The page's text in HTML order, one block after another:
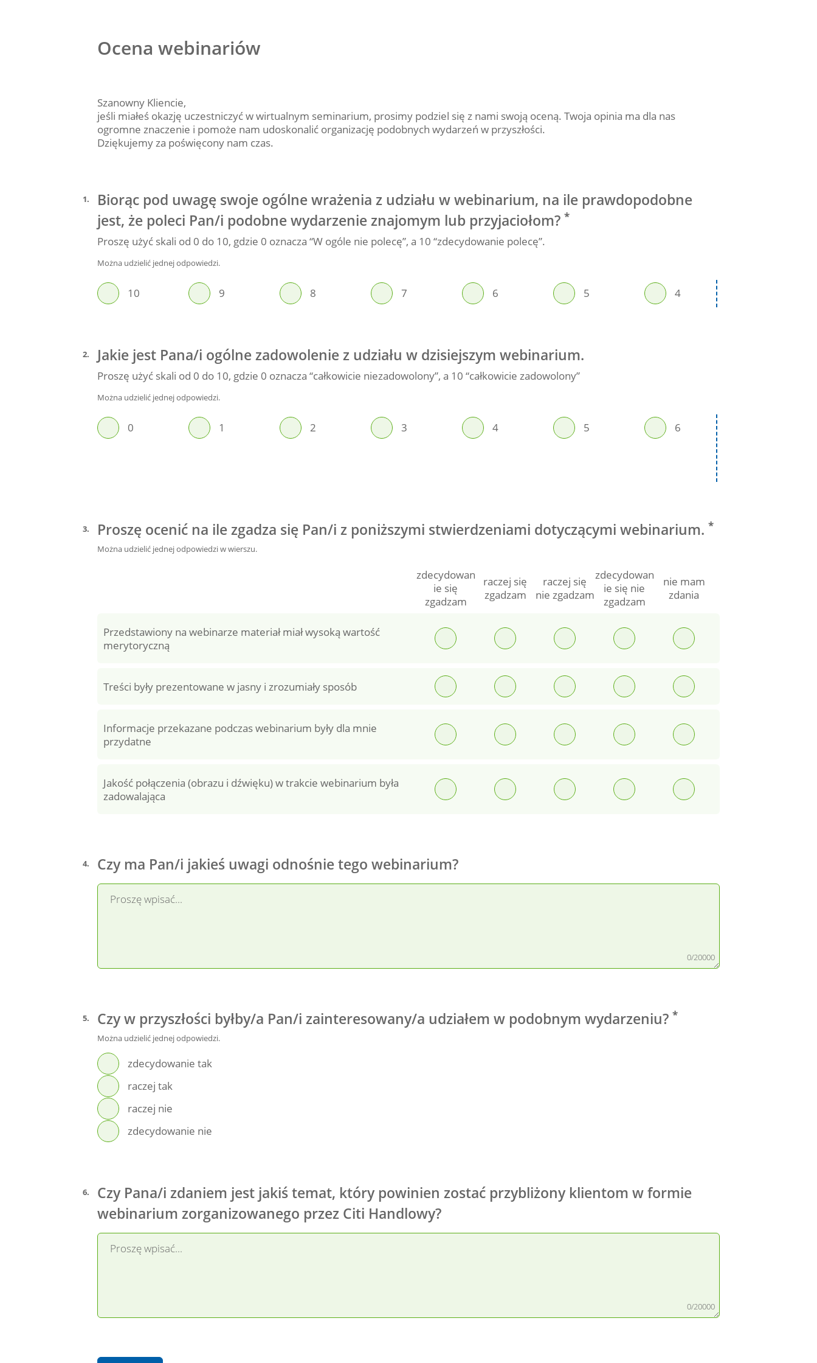
Ocena webinariów
Szanowny Kliencie,
jeśli miałeś okazję uczestniczyć w wirtualnym seminarium, prosimy podziel się z nami swoją oceną. Twoja opinia ma dla nas
ogromne znaczenie i pomoże nam udoskonalić organizację podobnych wydarzeń w przyszłości.
Dziękujemy za poświęcony nam czas.
1.
Biorąc pod uwagę swoje ogólne wrażenia z udziału w webinarium, na ile prawdopodobne
jest, że poleci Pan/i podobne wydarzenie znajomym lub przyjaciołom? *
Proszę użyć skali od 0 do 10, gdzie 0 oznacza “W ogóle nie polecę”, a 10 “zdecydowanie polecę”.
Można udzielić jednej odpowiedzi.
10 9 8 7 6 5 4
2. Jakie jest Pana/i ogólne zadowolenie z udziału w dzisiejszym webinarium.
Proszę użyć skali od 0 do 10, gdzie 0 oznacza “całkowicie niezadowolony”, a 10 “całkowicie zadowolony”
Można udzielić jednej odpowiedzi.
0 1 2 3 4 5 6
3. Proszę ocenić na ile zgadza się Pan/i z poniższymi stwierdzeniami dotyczącymi webinarium. *
Można udzielić jednej odpowiedzi w wierszu.
zdecydowan
ie się
zgadzam
raczej się
zgadzam
raczej się
nie zgadzam
zdecydowan
ie się nie
zgadzam
nie mam
zdania
Przedstawiony na webinarze materiał miał wysoką wartość
merytoryczną
Treści były prezentowane w jasny i zrozumiały sposób
Informacje przekazane podczas webinarium były dla mnie
przydatne
Jakość połączenia (obrazu i dźwięku) w trakcie webinarium była
zadowalająca
4. Czy ma Pan/i jakieś uwagi odnośnie tego webinarium?
0/20000
5. Czy w przyszłości byłby/a Pan/i zainteresowany/a udziałem w podobnym wydarzeniu? *
Można udzielić jednej odpowiedzi.
zdecydowanie tak
raczej tak
raczej nie
zdecydowanie nie
6.
Czy Pana/i zdaniem jest jakiś temat, który powinien zostać przybliżony klientom w formie
webinarium zorganizowanego przez Citi Handlowy?
0/20000